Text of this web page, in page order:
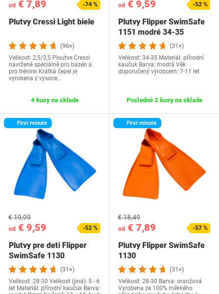
od € 7,89 -74 %
Plutvy Cressi Light biele
(96×)
Velikost: 2,5/3,5 Ploutve Cressi
navržené speciálně pro bazén a
pro trénink Krátká čepel je
vyrobena z vysoce…
4 kusy na sklade
od € 9,59 -52 %
Plutvy Flipper SwimSafe
1151 modré 34-35
(31×)
Velikost: 34-35 Materiál: přírodní
kaučuk Barva: modrá Věk
doporučený výrobcem: 7-11 let
Posledné 2 kusy na sklade
First minute
od € 9,59
€ 19,99
-52 %
Plutvy pre deti Flipper
SwimSafe 1130
(31×)
Velikost: 28-30 Velikost (jiná): 5 - 6
let Materiál: přírodní kaučuk Barva:
First minute
od € 7,89
€ 18,49
-57 %
Plutvy Flipper SwimSafe
1130
(31×)
Velikost: 28-30 Barva: oranžová
Vyrobena ze 100% měkkého